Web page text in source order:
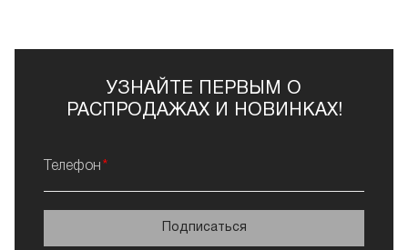
УЗНАЙТЕ ПЕРВЫМ О
РАСПРОДАЖАХ И НОВИНКАХ!
Телефон
Подписаться